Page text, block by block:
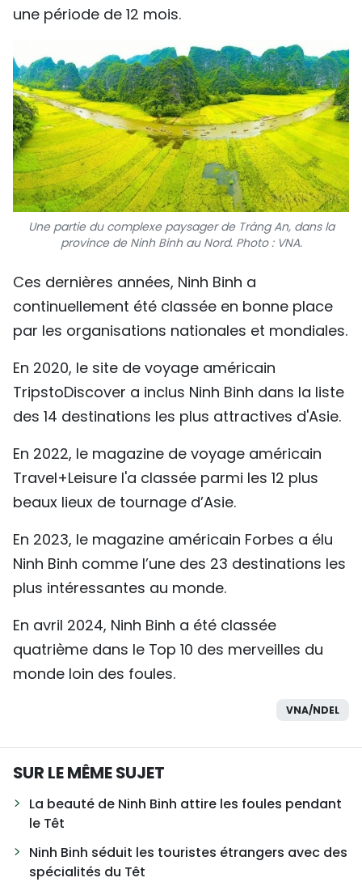
une période de 12 mois.
Une partie du complexe paysager de Tràng An, dans la
province de Ninh Binh au Nord. Photo : VNA.
Ces dernières années, Ninh Binh a
continuellement été classée en bonne place
par les organisations nationales et mondiales.
En 2020, le site de voyage américain
TripstoDiscover a inclus Ninh Binh dans la liste
des 14 destinations les plus attractives d'Asie.
En 2022, le magazine de voyage américain
Travel+Leisure l'a classée parmi les 12 plus
beaux lieux de tournage d’Asie.
En 2023, le magazine américain Forbes a élu
Ninh Binh comme l’une des 23 destinations les
plus intéressantes au monde.
En avril 2024, Ninh Binh a été classée
quatrième dans le Top 10 des merveilles du
monde loin des foules.
VNA/NDEL
SUR LE MÊME SUJET
La beauté de Ninh Binh attire les foules pendant
le Têt
Ninh Binh séduit les touristes étrangers avec des
spécialités du Têt